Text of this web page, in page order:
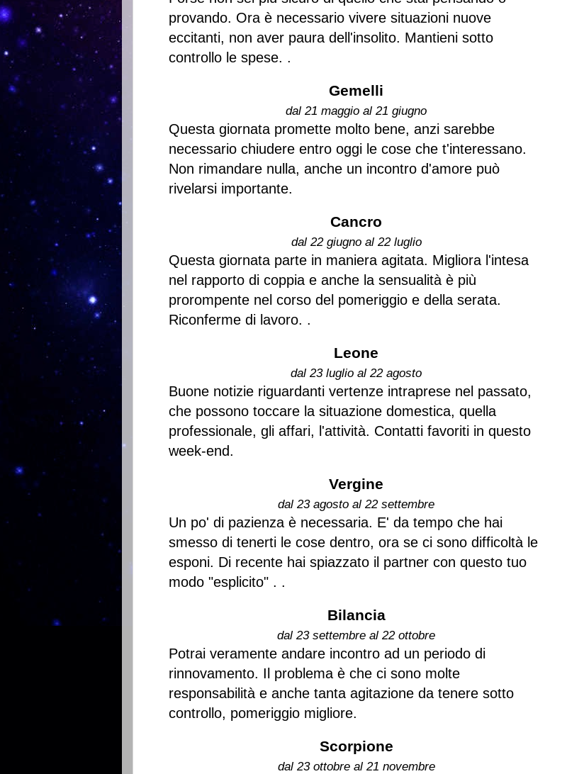
provando. Ora è necessario vivere situazioni nuove
eccitanti, non aver paura dell'insolito. Mantieni sotto
controllo le spese. .
Gemelli
dal 21 maggio al 21 giugno
Questa giornata promette molto bene, anzi sarebbe
necessario chiudere entro oggi le cose che t'interessano.
Non rimandare nulla, anche un incontro d'amore può
rivelarsi importante.
Cancro
dal 22 giugno al 22 luglio
Questa giornata parte in maniera agitata. Migliora l'intesa
nel rapporto di coppia e anche la sensualità è più
prorompente nel corso del pomeriggio e della serata.
Riconferme di lavoro. .
Leone
dal 23 luglio al 22 agosto
Buone notizie riguardanti vertenze intraprese nel passato,
che possono toccare la situazione domestica, quella
professionale, gli affari, l'attività. Contatti favoriti in questo
week-end.
Vergine
dal 23 agosto al 22 settembre
Un po' di pazienza è necessaria. E' da tempo che hai
smesso di tenerti le cose dentro, ora se ci sono difficoltà le
esponi. Di recente hai spiazzato il partner con questo tuo
modo "esplicito" . .
Bilancia
dal 23 settembre al 22 ottobre
Potrai veramente andare incontro ad un periodo di
rinnovamento. Il problema è che ci sono molte
responsabilità e anche tanta agitazione da tenere sotto
controllo, pomeriggio migliore.
Scorpione
dal 23 ottobre al 21 novembre